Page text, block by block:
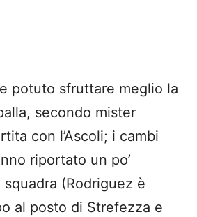
potuto sfruttare meglio la
secondo mister
con l’Ascoli; i cambi
riportato un po’
squadra (Rodriguez è
al posto di Strefezza e